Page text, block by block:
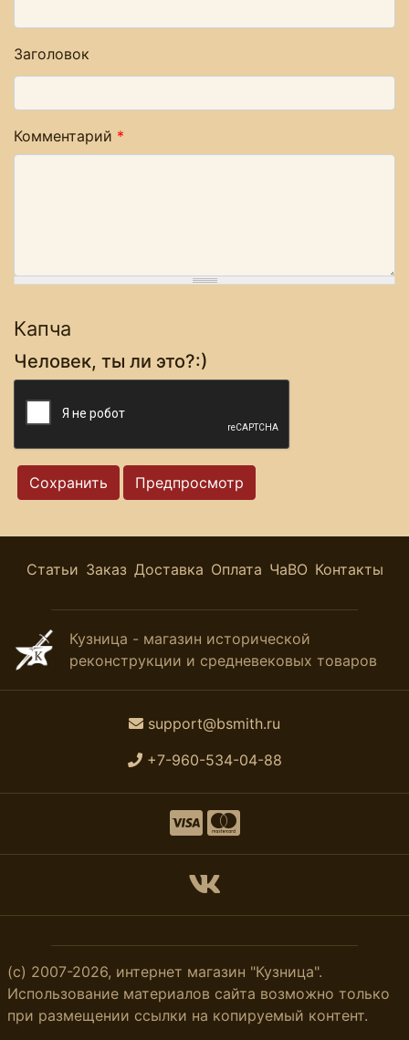
Заголовок
Комментарий *
Капча
Человек, ты ли это?:)
Статьи Заказ Доставка Оплата ЧаВО Контакты
Кузница - магазин исторической
реконструкции и средневековых товаров
support@bsmith.ru
+7-960-534-04-88
(с) 2007-2026, интернет магазин "Кузница".
Использование материалов сайта возможно только
при размещении ссылки на копируемый контент.